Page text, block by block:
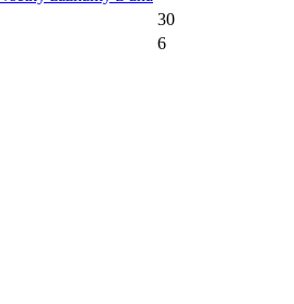
30
6